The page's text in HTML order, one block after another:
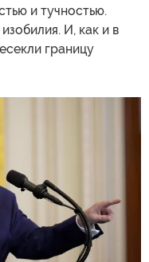
и тучностью.
И, как и в
границу